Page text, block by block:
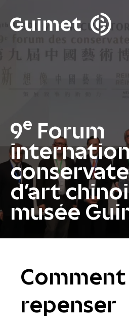
9e Forum
d’art
musée
Comment
repenser